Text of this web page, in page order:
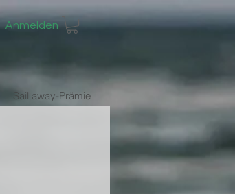
Anmelden
Sail away-Prämie